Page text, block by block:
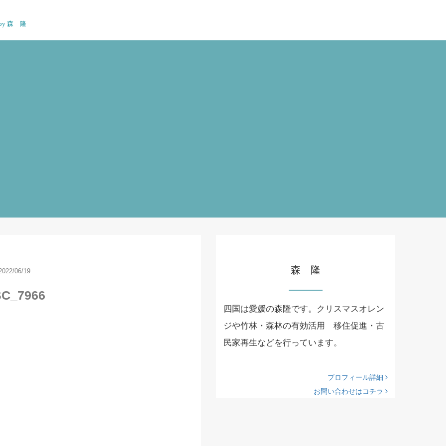
森 隆
06/19 森 隆
四国は愛媛の森隆です。クリスマスオレン
ジや竹林・森林の有効活用 移住促進・古
民家再生などを行っています。
プロフィール詳細
お問い合わせはコチラ